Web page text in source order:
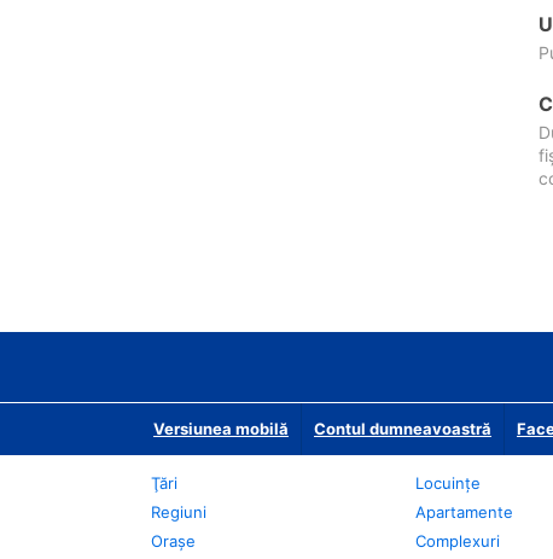
Versiunea mobilă Contul dumneavoastră
Ţări
Regiuni
Oraşe
Locuințe
Apartamente
Complexuri